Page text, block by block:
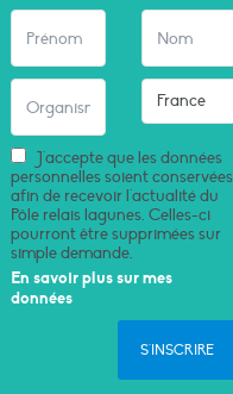
J'accepte que les données
personnelles soient conservées
afin de recevoir l'actualité du
Pôle relais lagunes. Celles-ci
pourront être supprimées sur
simple demande.
En savoir plus sur mes
données
S'INSCRIRE